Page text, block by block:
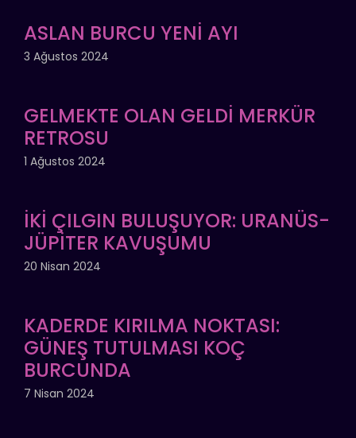
ASLAN BURCU YENİ AYI
3 Ağustos 2024
GELMEKTE OLAN GELDİ MERKÜR
RETROSU
1 Ağustos 2024
İKİ ÇILGIN BULUŞUYOR: URANÜS-
JÜPİTER KAVUŞUMU
20 Nisan 2024
KADERDE KIRILMA NOKTASI:
GÜNEŞ TUTULMASI KOÇ
BURCUNDA
7 Nisan 2024